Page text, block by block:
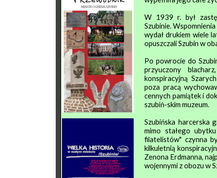
W 1939 r. był
Szubinie.
wydał drukiem wiele
opuszczali Szubin w
Po powrocie do
przyuczony
konspiracyjną
poza pracą
cennych pamiątek i
szubiń-skim muzeum.
Szubińska harcerska
mimo stałego
filatelistów" czynna
kilkuletnią
Zenona Erdmanna,
wojennymi z obozu w